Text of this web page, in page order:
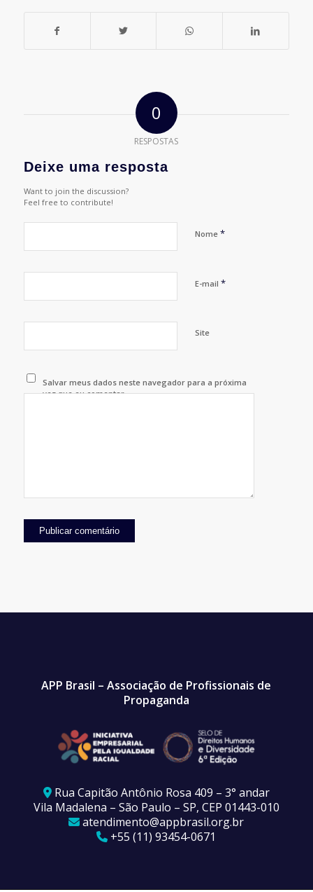
0
RESPOSTAS
Deixe uma resposta
Want to join the discussion?
Feel free to contribute!
Nome *
E-mail *
Site
Salvar meus dados neste navegador para a próxima
vez que eu comentar.
APP Brasil – Associação de Profissionais de
Propaganda
Rua Capitão Antônio Rosa 409 – 3° andar
Vila Madalena – São Paulo – SP, CEP 01443-010
atendimento@appbrasil.org.br
+55 (11) 93454-0671